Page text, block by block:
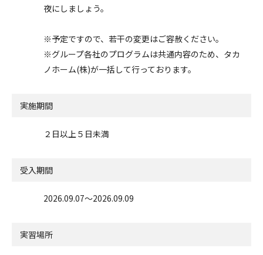
夜にしましょう。
※予定ですので、若干の変更はご容赦ください。
※グループ各社のプログラムは共通内容のため、タカ
ノホーム(株)が一括して行っております。
実施期間
２日以上５日未満
受入期間
2026.09.07〜2026.09.09
実習場所